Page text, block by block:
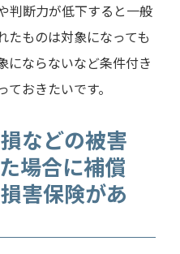
判断力が低下すると一般
たものは対象になっても
にならないなど条件付き
おきたいです。
などの被害
場合に補償
害保険があ